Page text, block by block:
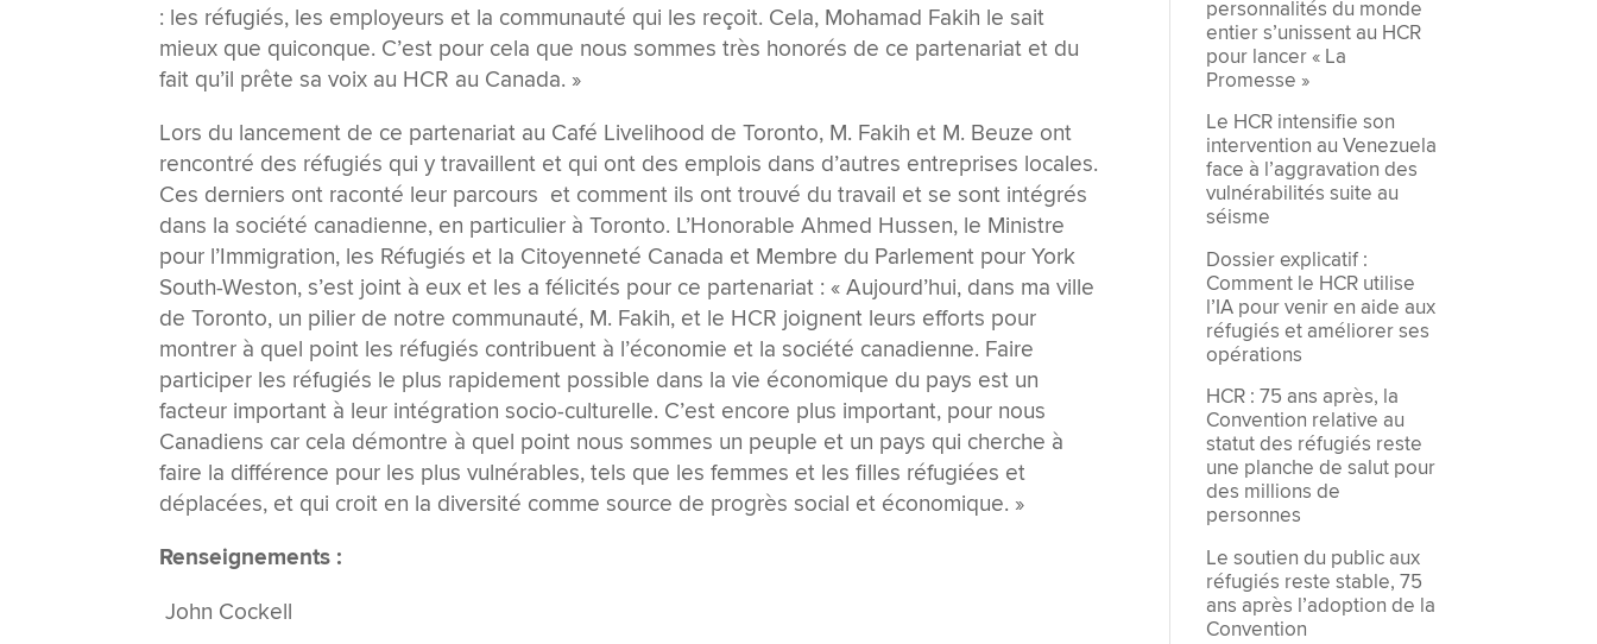
: les réfugiés, les employeurs et la communauté qui les reçoit. Cela, Mohamad Fakih le sait
mieux que quiconque. C’est pour cela que nous sommes très honorés de ce partenariat et du
fait qu’il prête sa voix au HCR au Canada. »
Lors du lancement de ce partenariat au Café Livelihood de Toronto, M. Fakih et M. Beuze ont
rencontré des réfugiés qui y travaillent et qui ont des emplois dans d’autres entreprises locales.
Ces derniers ont raconté leur parcours et comment ils ont trouvé du travail et se sont intégrés
dans la société canadienne, en particulier à Toronto. L’Honorable Ahmed Hussen, le Ministre
pour l’Immigration, les Réfugiés et la Citoyenneté Canada et Membre du Parlement pour York
South-Weston, s’est joint à eux et les a félicités pour ce partenariat : « Aujourd’hui, dans ma ville
de Toronto, un pilier de notre communauté, M. Fakih, et le HCR joignent leurs efforts pour
montrer à quel point les réfugiés contribuent à l’économie et la société canadienne. Faire
participer les réfugiés le plus rapidement possible dans la vie économique du pays est un
facteur important à leur intégration socio-culturelle. C’est encore plus important, pour nous
Canadiens car cela démontre à quel point nous sommes un peuple et un pays qui cherche à
faire la différence pour les plus vulnérables, tels que les femmes et les filles réfugiées et
déplacées, et qui croit en la diversité comme source de progrès social et économique. »
Renseignements :
John Cockell
personnalités du monde
entier s’unissent au HCR
pour lancer « La
Promesse »
Le HCR intensifie son
intervention au Venezuela
face à l’aggravation des
vulnérabilités suite au
séisme
Dossier explicatif :
Comment le HCR utilise
l’IA pour venir en aide aux
réfugiés et améliorer ses
opérations
HCR : 75 ans après, la
Convention relative au
statut des réfugiés reste
une planche de salut pour
des millions de
personnes
Le soutien du public aux
réfugiés reste stable, 75
ans après l’adoption de la
Convention